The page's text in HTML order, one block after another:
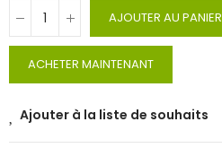
AJOUTER AU PANIER
ACHETER MAINTENANT
Ajouter à la liste de souhaits